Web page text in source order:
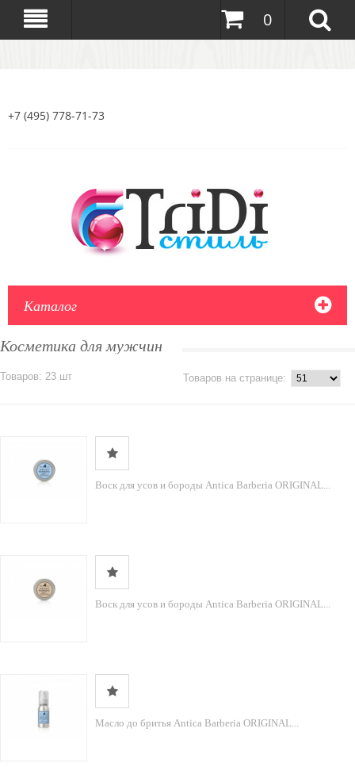
0
+7 (495) 778-71-73
Каталог
Косметика для мужчин
Товаров: 23 шт Товаров на странице:
Воск для усов и бороды Antica Barberia ORIGINAL...
Воск для усов и бороды Antica Barberia ORIGINAL...
Масло до бритья Antica Barberia ORIGINAL...